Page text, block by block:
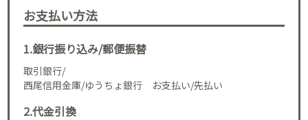
お支払い方法
1.銀行振り込み/郵便振替
取引銀行/
西尾信用金庫/ゆうちょ銀行 お支払い/先払い
2.代金引換